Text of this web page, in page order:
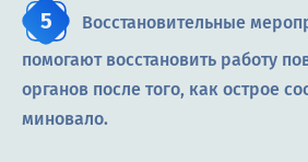
Восстановительные
помогают восстановить работу
органов после того, как острое
миновало.